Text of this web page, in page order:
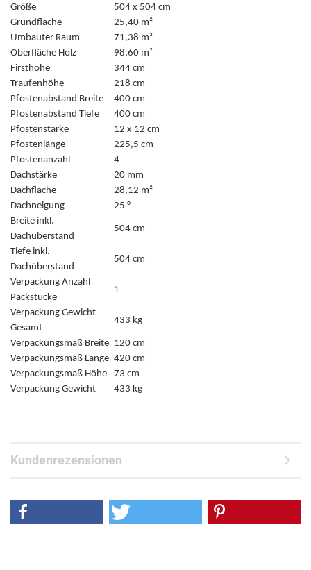
Größe
504 x 504 cm
Grundfläche
25,40 m²
Umbauter Raum
71,38 m³
Oberfläche Holz
98,60 m²
Firsthöhe
344 cm
Traufenhöhe
218 cm
Pfostenabstand Breite
400 cm
Pfostenabstand Tiefe
400 cm
Pfostenstärke
12 x 12 cm
Pfostenlänge
225,5 cm
Pfostenanzahl
4
Dachstärke
20 mm
Dachfläche
28,12 m²
Dachneigung
25 °
Breite inkl.
Dachüberstand
504 cm
Tiefe inkl.
Dachüberstand
504 cm
Verpackung Anzahl
Packstücke
1
Verpackung Gewicht
Gesamt
433 kg
Verpackungsmaß Breite 120 cm
Verpackungsmaß Länge 420 cm
Verpackungsmaß Höhe
73 cm
Verpackung Gewicht
433 kg
Kundenrezensionen